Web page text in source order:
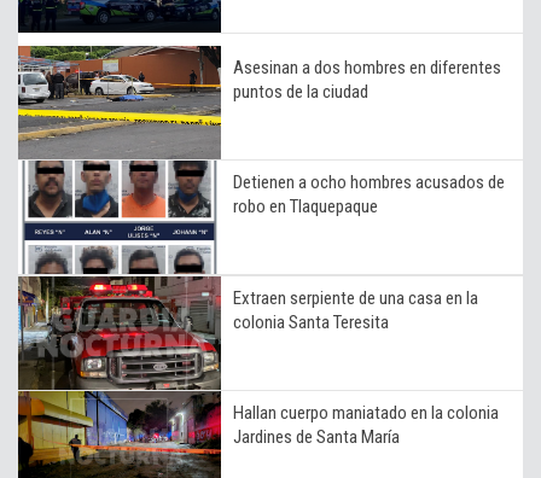
Asesinan a dos hombres en diferentes
puntos de la ciudad
Detienen a ocho hombres acusados de
robo en Tlaquepaque
Extraen serpiente de una casa en la
colonia Santa Teresita
Hallan cuerpo maniatado en la colonia
Jardines de Santa María